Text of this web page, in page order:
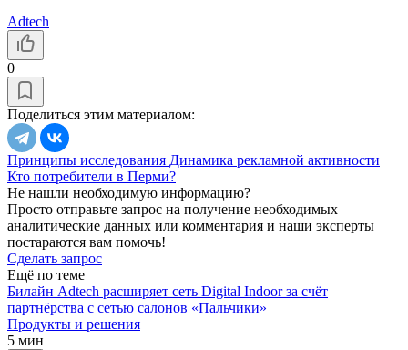
Adtech
0
Поделиться этим материалом:
Принципы исследования Динамика рекламной активности
Кто потребители в Перми?
Не нашли необходимую информацию?
Просто отправьте запрос на получение необходимых
аналитические данных или комментария и наши эксперты
постараются вам помочь!
Сделать запрос
Ещё по теме
Билайн Adtech расширяет сеть Digital Indoor за счёт
партнёрства с сетью салонов «Пальчики»
Продукты и решения
5 мин